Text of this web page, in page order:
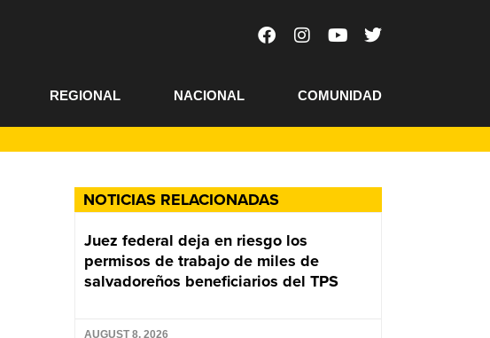
REGIONAL NACIONAL COMUNIDAD
NOTICIAS RELACIONADAS
Juez federal deja en riesgo los
permisos de trabajo de miles de
salvadoreños beneficiarios del TPS
AUGUST 8, 2026